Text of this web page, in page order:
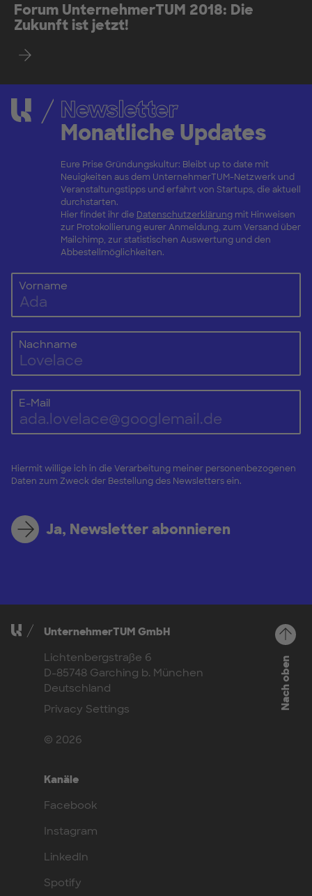
Forum UnternehmerTUM 2018: Die
Zukunft ist jetzt!
Newsletter
Monatliche Updates
Eure Prise Gründungskultur: Bleibt up to date mit
Neuigkeiten aus dem UnternehmerTUM-Netzwerk und
Veranstaltungstipps und erfahrt von Startups, die aktuell
durchstarten.
Hier findet ihr die Datenschutzerklärungmit Hinweisen
zur Protokollierung eurer Anmeldung, zum Versand über
Mailchimp, zur statistischen Auswertung und den
Abbestellmöglichkeiten.
Vorname
Nachname
E-Mail
Hiermit willige ich in die Verarbeitung meiner personenbezogenen
Daten zum Zweck der Bestellung des Newsletters ein.
Ja, Newsletter abonnieren
UnternehmerTUM GmbH
Lichtenbergstraße 6
D-85748 Garching b. München
Deutschland
Privacy Settings
© 2026
Kanäle
Facebook
Instagram
LinkedIn
Spotify
Nach oben